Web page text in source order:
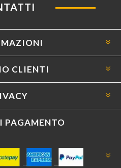
CLIENTI
PAGAMENTO